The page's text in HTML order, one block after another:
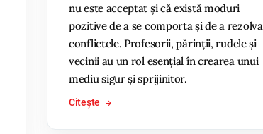
nu este acceptat și că există moduri
pozitive de a se comporta și de a rezolva
conflictele. Profesorii, părinții, rudele și
vecinii au un rol esențial în crearea unui
mediu sigur și sprijinitor.
Citește